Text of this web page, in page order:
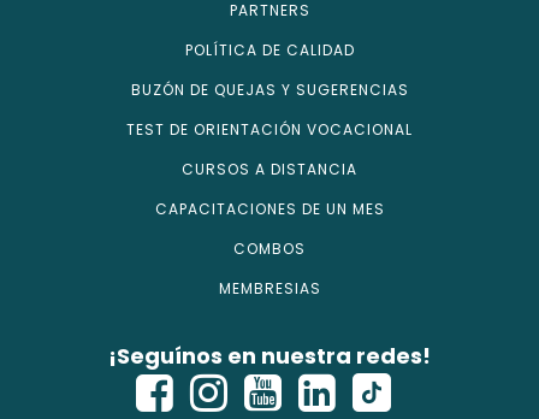
PARTNERS
POLÍTICA DE CALIDAD
BUZÓN DE QUEJAS Y SUGERENCIAS
TEST DE ORIENTACIÓN VOCACIONAL
CURSOS A DISTANCIA
CAPACITACIONES DE UN MES
COMBOS
MEMBRESIAS
¡Seguínos en nuestra redes!